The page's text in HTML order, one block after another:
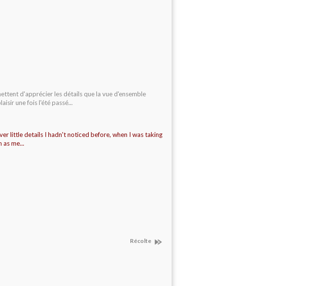
d'apprécier les détails que la vue d'ensemble
une fois l'été passé...
little details I hadn't noticed before, when I was taking
as me...
Récolte